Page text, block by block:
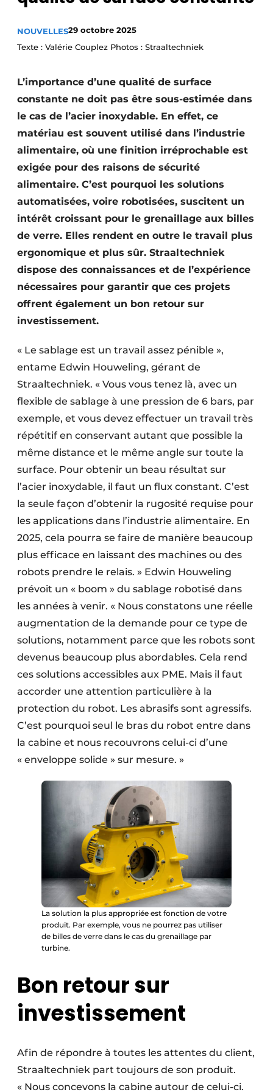
Video’s
NOUVELLES29 octobre 2025
Texte : Valérie Couplez Photos : Straaltechniek
L’importance d’une qualité de surface
constante ne doit pas être sous-estimée dans
le cas de l’acier inoxydable. En effet, ce
matériau est souvent utilisé dans l’industrie
alimentaire, où une finition irréprochable est
exigée pour des raisons de sécurité
alimentaire. C’est pourquoi les solutions
automatisées, voire robotisées, suscitent un
intérêt croissant pour le grenaillage aux billes
de verre. Elles rendent en outre le travail plus
ergonomique et plus sûr. Straaltechniek
dispose des connaissances et de l’expérience
nécessaires pour garantir que ces projets
offrent également un bon retour sur
investissement.
« Le sablage est un travail assez pénible »,
entame Edwin Houweling, gérant de
Straaltechniek. « Vous vous tenez là, avec un
flexible de sablage à une pression de 6 bars, par
exemple, et vous devez effectuer un travail très
répétitif en conservant autant que possible la
même distance et le même angle sur toute la
surface. Pour obtenir un beau résultat sur
l’acier inoxydable, il faut un flux constant. C’est
la seule façon d’obtenir la rugosité requise pour
les applications dans l’industrie alimentaire. En
2025, cela pourra se faire de manière beaucoup
plus efficace en laissant des machines ou des
robots prendre le relais. » Edwin Houweling
prévoit un « boom » du sablage robotisé dans
les années à venir. « Nous constatons une réelle
augmentation de la demande pour ce type de
solutions, notamment parce que les robots sont
devenus beaucoup plus abordables. Cela rend
ces solutions accessibles aux PME. Mais il faut
accorder une attention particulière à la
protection du robot. Les abrasifs sont agressifs.
C’est pourquoi seul le bras du robot entre dans
la cabine et nous recouvrons celui-ci d’une
« enveloppe solide » sur mesure. »
La solution la plus appropriée est fonction de votre
produit. Par exemple, vous ne pourrez pas utiliser
de billes de verre dans le cas du grenaillage par
turbine.
Bon retour sur
investissement
Afin de répondre à toutes les attentes du client,
Straaltechniek part toujours de son produit.
« Nous concevons la cabine autour de celui-ci.